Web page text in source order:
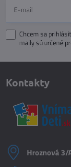
Chcem sa
maily sú určené
Kontakty
Hroznová 3/